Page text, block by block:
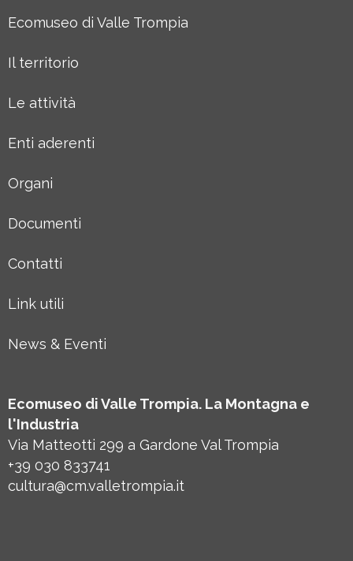
Ecomuseo di Valle Trompia
Il territorio
Le attività
Enti aderenti
Organi
Documenti
Contatti
Link utili
News & Eventi
Ecomuseo di Valle Trompia. La Montagna e
l'Industria
Via Matteotti 299 a Gardone Val Trompia
+39 030 833741
cultura@cm.valletrompia.it